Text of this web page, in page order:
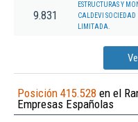
9.831
ESTRUCTURAS Y
CALDEVI SOCIEDAD
LIMITADA.
Posición 415.528 en el
Empresas Españolas